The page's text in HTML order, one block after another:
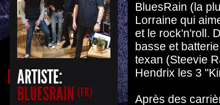
ARTISTE:
BLUESRAIN (FR)
BluesRain (la
Lorraine qui
et le rock'n'roll.
basse et
texan (Steevie
Hendrix les 3
Après des